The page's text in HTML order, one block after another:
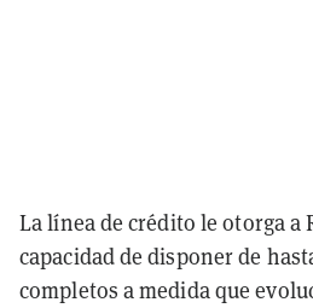
La línea de crédito le otorga a
capacidad de disponer de
completos a medida que